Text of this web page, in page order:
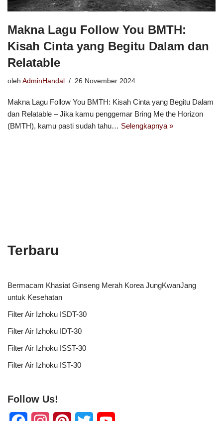
Makna Lagu Follow You BMTH:
Kisah Cinta yang Begitu Dalam dan
Relatable
oleh AdminHandal 26 November 2024
Makna Lagu Follow You BMTH: Kisah Cinta yang Begitu Dalam
dan Relatable – Jika kamu penggemar Bring Me the Horizon
(BMTH), kamu pasti sudah tahu… Selengkapnya »
Terbaru
Bermacam Khasiat Ginseng Merah Korea JungKwanJang
untuk Kesehatan
Filter Air Izhoku ISDT-30
Filter Air Izhoku IDT-30
Filter Air Izhoku ISST-30
Filter Air Izhoku IST-30
Follow Us!